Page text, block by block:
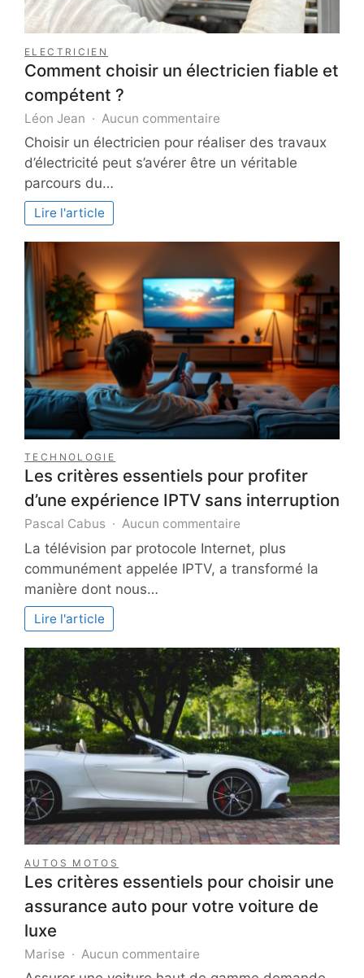
ELECTRICIEN
Comment choisir un électricien fiable et
compétent ?
Léon Jean Aucun commentaire
Comment
choisir
un
compétent
Choisir un électricien pour réaliser des travaux
d’électricité peut s’avérer être un véritable
parcours du…
Lire l'article
TECHNOLOGIE
Les critères essentiels pour profiter
d’une expérience IPTV sans interruption
Pascal Cabus Aucun commentaire
Les
critères
essentiels
expérience
IPTV
sans
interruption
La télévision par protocole Internet, plus
communément appelée IPTV, a transformé la
manière dont nous…
Lire l'article
AUTOS MOTOS
Les critères essentiels pour choisir une
assurance auto pour votre voiture de
luxe
Marise Aucun commentaire